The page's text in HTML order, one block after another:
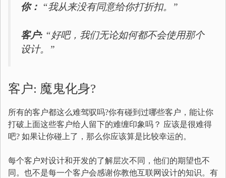
你： “我从来没有同意给你打折扣。”
客户: “好吧，我们无论如何都不会使用那个
设计。”
客户: 魔鬼化身?
所有的客户都这么难驾驭吗?你有碰到过哪些客户，能让你
打破上面这些客户给人留下的难缠印象吗？ 应该是很难得
吧? 如果让你碰上了，那么你应该算是比较幸运的。
每个客户对设计和开发的了解层次不同，他们的期望也不
同。也不是每一个客户会感谢你教他互联网设计的知识。有